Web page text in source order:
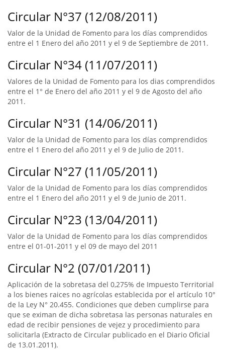
Circular N°37 (12/08/2011)
Valor de la Unidad de Fomento para los días comprendidos
entre el 1 Enero del año 2011 y el 9 de Septiembre de 2011.
Circular N°34 (11/07/2011)
Valores de la Unidad de Fomento para los dias comprendidos
entre el 1° de Enero del año 2011 y el 9 de Agosto del año
2011.
Circular N°31 (14/06/2011)
Valor de la Unidad de Fomento para los días comprendidos
entre el 1 Enero del año 2011 y el 9 de Julio de 2011.
Circular N°27 (11/05/2011)
Valor de la Unidad de Fomento para los días comprendidos
entre el 1 Enero del año 2011 y el 9 de Junio de 2011.
Circular N°23 (13/04/2011)
Valor de la Unidad de Fomento para los días comprendidos
entre el 01-01-2011 y el 09 de mayo del 2011
Circular N°2 (07/01/2011)
Aplicación de la sobretasa del 0,275% de Impuesto Territorial
a los bienes raices no agrícolas establecida por el artículo 10°
de la Ley N° 20.455. Condiciones que deben cumplirse para
que se eximan de dicha sobretasa las personas naturales en
edad de recibir pensiones de vejez y procedimiento para
solicitarla (Extracto de Circular publicado en el Diario Oficial
de 13.01.2011).